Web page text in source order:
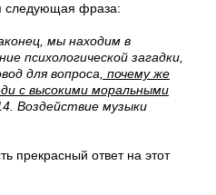
следующая фраза:
мы находим в
психологической загадки,
для вопроса , почему же
с высокими моральными
Воздействие музыки
прекрасный ответ на этот